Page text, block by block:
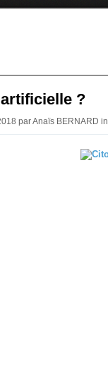
?
par Anaïs BERNARD in